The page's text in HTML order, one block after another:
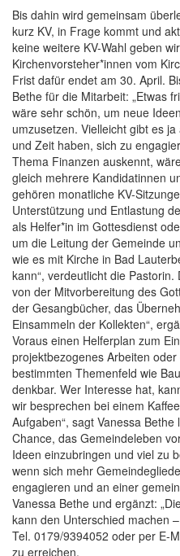
Bis dahin wird gemeinsam
kurz KV, in Frage kommt und
keine weitere KV-Wahl geben
Kirchenvorsteher*innen vom
Frist dafür endet am 30. April.
Bethe für die Mitarbeit: „Etwas
wäre sehr schön, um neue
umzusetzen. Vielleicht gibt es
und Zeit haben, sich zu
Thema Finanzen auskennt,
gleich mehrere Kandidatinnen
gehören monatliche KV-
Unterstützung und Entlastung
als Helfer*in im Gottesdienst
um die Leitung der Gemeinde
wie es mit Kirche in Bad
kann“, verdeutlicht die
von der Mitvorbereitung des
der Gesangbücher, das
Einsammeln der Kollekten“,
Voraus einen Helferplan zum
projektbezogenes Arbeiten
bestimmten Themenfeld wie
denkbar. Wer Interesse hat,
wir besprechen bei einem
Aufgaben“, sagt Vanessa
Chance, das Gemeindeleben
Ideen einzubringen und viel zu
wenn sich mehr
engagieren und an einer
Vanessa Bethe und ergänzt:
kann den Unterschied machen
Tel. 0179/9394052 oder per E-
zu erreichen.